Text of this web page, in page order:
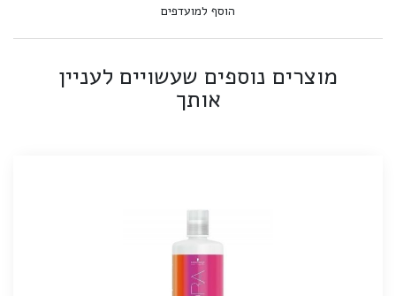
הוסף למועדפים
מוצרים נוספים שעשויים לעניין
אותך